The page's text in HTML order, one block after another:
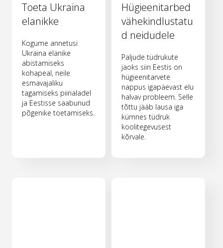
Toeta Ukraina
elanikke
Kogume annetusi
Ukraina elanike
abistamiseks
kohapeal, neile
esmavajaliku
tagamiseks piirialadel
ja Eestisse saabunud
põgenike toetamiseks.
Hügieenitarbed
vähekindlustatu
d neidudele
Paljude tüdrukute
jaoks siin Eestis on
hügieenitarvete
nappus igapäevast elu
halvav probleem. Selle
tõttu jääb lausa iga
kümnes tüdruk
koolitegevusest
kõrvale.